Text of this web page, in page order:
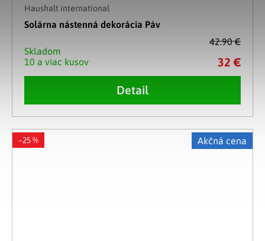
42.90 €
Haushalt international
Solárna nástenná dekorácia Páv
Skladom
10 a viac kusov
32 €
Detail
Akčná cena
–25 %